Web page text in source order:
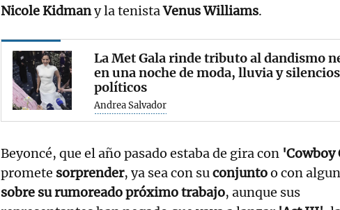
Nicole Kidmany la tenistaVenus Williams.
La Met Gala rinde tributo al dandismo
en una noche de moda, lluvia y silencios
políticos
Andrea Salvador
Beyoncé, que el año pasado estaba de gira con 'Cowboy
promete sorprender, ya sea con suconjuntoo con
sobre su rumoreado próximo trabajo, aunque sus